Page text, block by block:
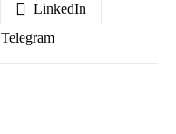
LinkedIn
Telegram